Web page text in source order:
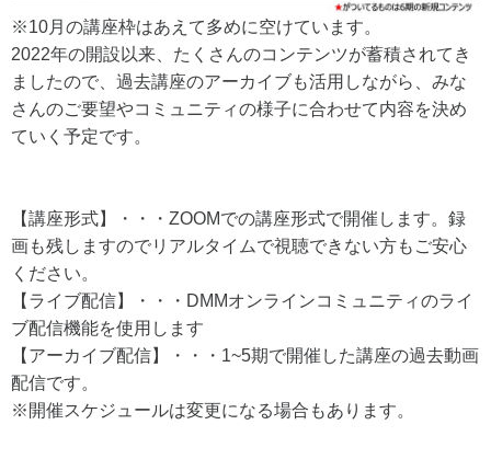
※10月の講座枠はあえて多めに空けています。
2022年の開設以来、たくさんのコンテンツが蓄積されてき
ましたので、過去講座のアーカイブも活用しながら、みな
さんのご要望やコミュニティの様子に合わせて内容を決め
ていく予定です。
【講座形式】・・・ZOOMでの講座形式で開催します。録
画も残しますのでリアルタイムで視聴できない方もご安心
ください。
【ライブ配信】・・・DMMオンラインコミュニティのライ
ブ配信機能を使用します
【アーカイブ配信】・・・1~5期で開催した講座の過去動画
配信です。
※開催スケジュールは変更になる場合もあります。